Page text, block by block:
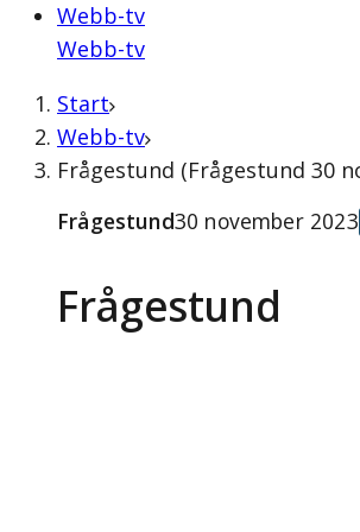
Webb-tv
Webb-tv
Start
Webb-tv
Frågestund (Frågestund 30
Frågestund
Frågestund30 november 2023